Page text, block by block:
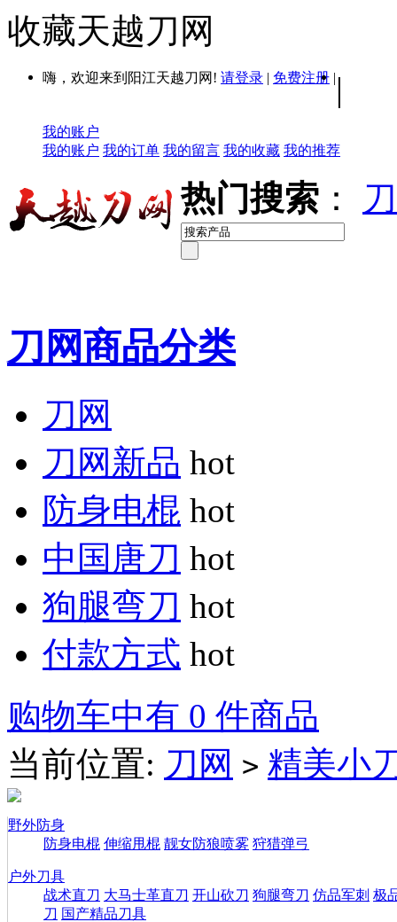
收藏天越刀网
嗨，欢迎来到阳江天越刀网! 请登录 | 免费注册 | |
我的账户
我的账户 我的订单 我的留言 我的收藏 我的推荐
热门搜索 ：
刀网商品分类
刀网
刀网新品 hot
防身电棍 hot
中国唐刀 hot
狗腿弯刀 hot
付款方式 hot
购物车中有 0 件商品
当前位置: 刀网 > 精美小
野外防身
防身电棍 伸缩甩棍 靓女防狼喷雾 狩猎弹弓
户外刀具
战术直刀 大马士革直刀 开山砍刀 狗腿弯刀 仿品军刺 极
刀 国产精品刀具